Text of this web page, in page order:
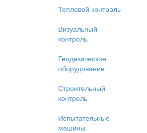
Тепловой контроль
Визуальный
контроль
Геодезическое
оборудование
Строительный
контроль
Испытательные
машины